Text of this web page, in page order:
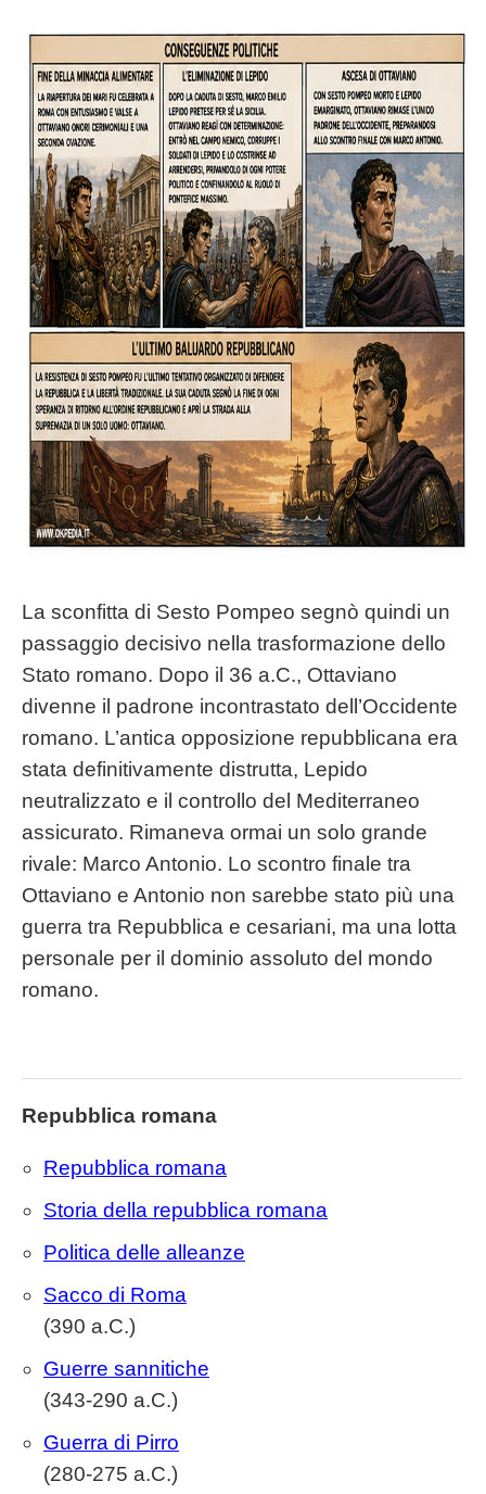
La sconfitta di Sesto Pompeo segnò quindi un
passaggio decisivo nella trasformazione dello
Stato romano. Dopo il 36 a.C., Ottaviano
divenne il padrone incontrastato dell’Occidente
romano. L’antica opposizione repubblicana era
stata definitivamente distrutta, Lepido
neutralizzato e il controllo del Mediterraneo
assicurato. Rimaneva ormai un solo grande
rivale: Marco Antonio. Lo scontro finale tra
Ottaviano e Antonio non sarebbe stato più una
guerra tra Repubblica e cesariani, ma una lotta
personale per il dominio assoluto del mondo
romano.
Repubblica romana
Repubblica romana
Storia della repubblica romana
Politica delle alleanze
Sacco di Roma
(390 a.C.)
Guerre sannitiche
(343-290 a.C.)
Guerra di Pirro
(280-275 a.C.)